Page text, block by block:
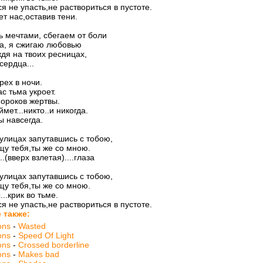
не упасть,не раствориться в пустоте.
нас,оставив тени.
мечтами, сбегаем от боли
я сжигаю любовью
на твоих ресницах,
в ночи.
тьма укроет.
жертвы.
никогда.
запутавшись с тобою,
тебя,ты же со мною.
взлетая)....глаза
запутавшись с тобою,
тебя,ты же со мною.
во тьме.
не упасть,не раствориться в пустоте.
также:
- Wasted
- Speed Of Light
- Crossed borderline
- Makes bad